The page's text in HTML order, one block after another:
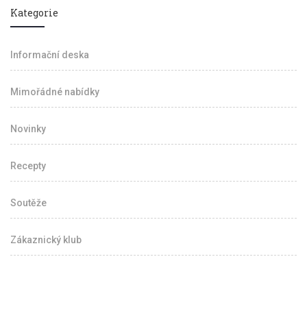
Kategorie
Informační deska
Mimořádné nabídky
Novinky
Recepty
Soutěže
Zákaznický klub